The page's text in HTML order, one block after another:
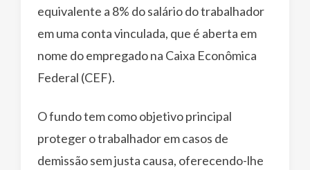
equivalente a 8% do salário do trabalhador
em uma conta vinculada, que é aberta em
nome do empregado na Caixa Econômica
Federal (CEF).
O fundo tem como objetivo principal
proteger o trabalhador em casos de
demissão sem justa causa, oferecendo-lhe